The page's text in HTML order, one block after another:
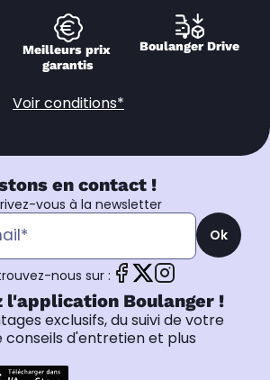
Meilleurs prix
garantis
Boulanger Drive
Voir conditions*
en contact !
vous à la newsletter
Ok
nous sur :
l'application Boulanger !
exclusifs, du suivi de votre
conseils d'entretien et plus